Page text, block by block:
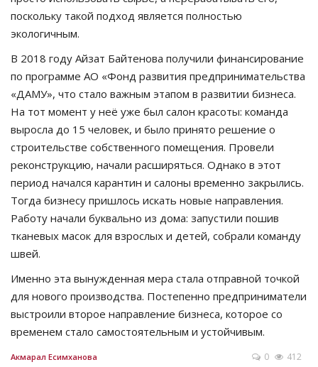
поскольку такой подход является полностью
экологичным.
В 2018 году Айзат Байтенова получили финансирование
по программе АО «Фонд развития предпринимательства
«ДАМУ», что стало важным этапом в развитии бизнеса.
На тот момент у неё уже был салон красоты: команда
выросла до 15 человек, и было принято решение о
строительстве собственного помещения. Провели
реконструкцию, начали расширяться. Однако в этот
период начался карантин и салоны временно закрылись.
Тогда бизнесу пришлось искать новые направления.
Работу начали буквально из дома: запустили пошив
тканевых масок для взрослых и детей, собрали команду
швей.
Именно эта вынужденная мера стала отправной точкой
для нового производства. Постепенно предприниматели
выстроили второе направление бизнеса, которое со
временем стало самостоятельным и устойчивым.
Акмарал Есимханова 0 412